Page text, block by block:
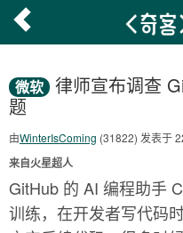
微软 律师宣布调查
题
由WinterIsComing (31822) 发表于
来自火星超人
GitHub 的 AI 编程助手
训练，在开发者写代码